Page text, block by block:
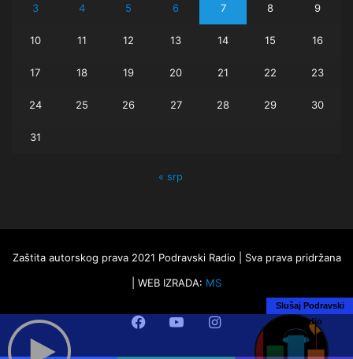
3 4 5 6 7 8 9
10 11 12 13 14 15 16
17 18 19 20 21 22 23
24 25 26 27 28 29 30
31
« srp
Zaštita autorskog prava 2021 Podravski Radio | Sva prava pridržana
| WEB IZRADA: MS
FacebookYouTubeInstagram
Slušaj Podravski
Radio